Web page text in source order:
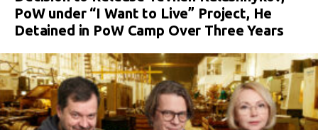
PoW under “I Want to Live” Project, He
Detained in PoW Camp Over Three Years